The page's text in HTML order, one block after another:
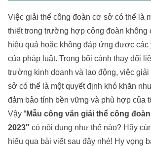
Việc giải thể công đoàn cơ sở có thể là
thiết trong trường hợp công đoàn không
hiệu quả hoặc không đáp ứng được các
của pháp luật. Trong bối cảnh thay đổi
trường kinh doanh và lao động, việc
sở có thể là một quyết định khó khăn
đảm bảo tính bền vững và phù hợp của
Vậy “Mẫu công văn giải thể công
2023″ có nội dung như thế nào? Hãy
hiểu qua bài viết sau đây nhé! Hy vọng